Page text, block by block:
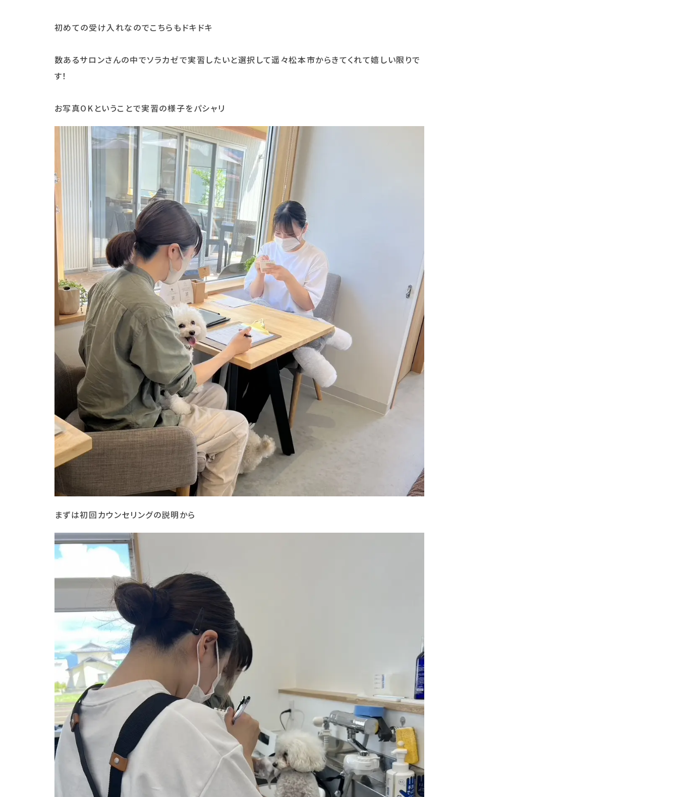
初めての受け入れなのでこちらもドキドキ
数あるサロンさんの中でソラカゼで実習したいと選択して遥々松本市からきてくれて嬉しい限りで
す！
お写真OKということで実習の様子をパシャリ
まずは初回カウンセリングの説明から